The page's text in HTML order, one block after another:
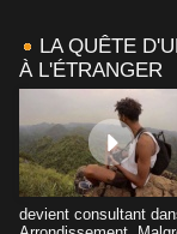
LA QUÊTE
À L'ÉTRANGER
devient consultant